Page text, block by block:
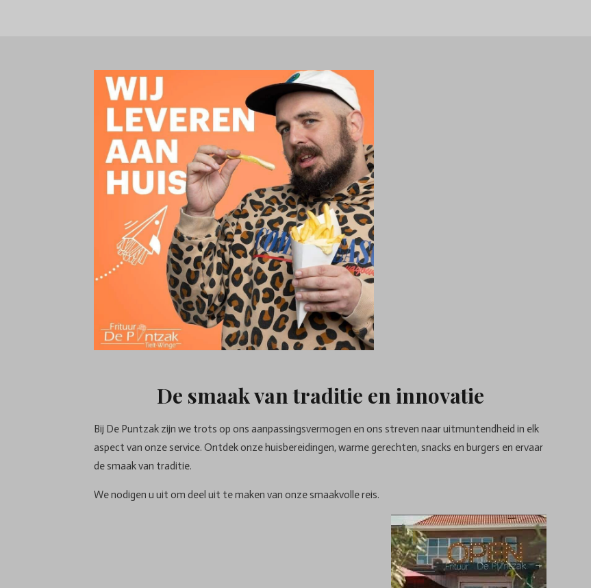
De smaak van traditie en innovatie
Bij De Puntzak zijn we trots op ons aanpassingsvermogen en ons streven naar uitmuntendheid in elk
aspect van onze service. Ontdek onze huisbereidingen, warme gerechten, snacks en burgers en ervaar
de smaak van traditie.
We nodigen u uit om deel uit te maken van onze smaakvolle reis.